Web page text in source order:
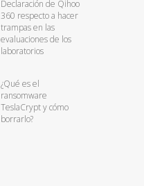
Declaración de Qihoo
360 respecto a hacer
trampas en las
evaluaciones de los
laboratorios
¿Qué es el
ransomware
TeslaCrypt y cómo
borrarlo?